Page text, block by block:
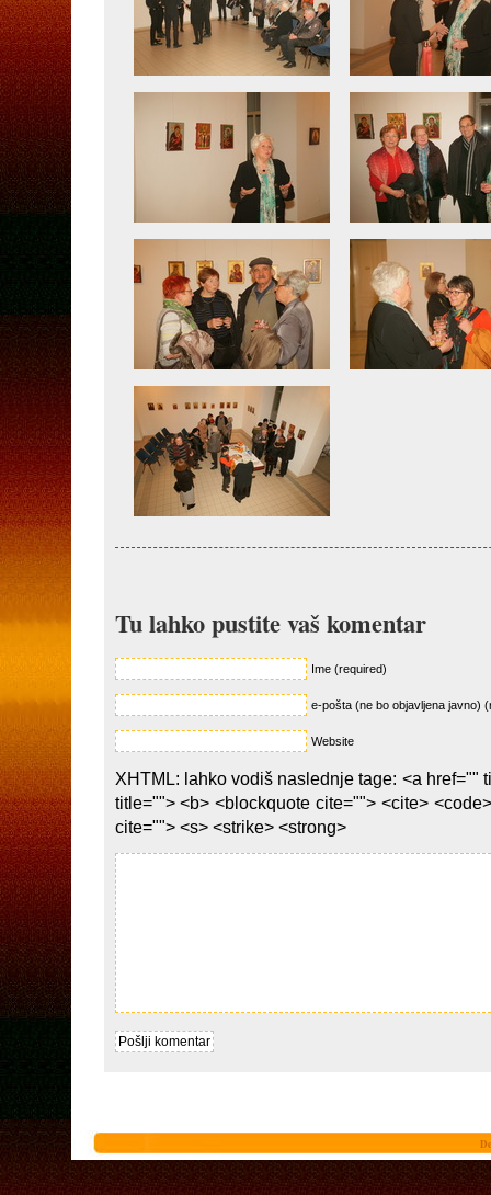
Tu lahko pustite vaš komentar
Ime (required)
e-pošta (ne bo objavljena javno)
Website
XHTML: lahko vodiš naslednje tage: <a href=""
title=""> <b> <blockquote cite=""> <cite>
cite=""> <s> <strike> <strong>